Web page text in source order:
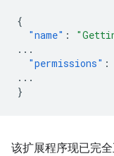
{
"name" :
...
"permissions" :
...
}
该扩展程序现已完